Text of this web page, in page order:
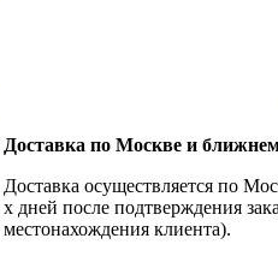
Доставка по Москве и
Доставка осуществляется по
х дней после подтверждения
местонахождения клиента).